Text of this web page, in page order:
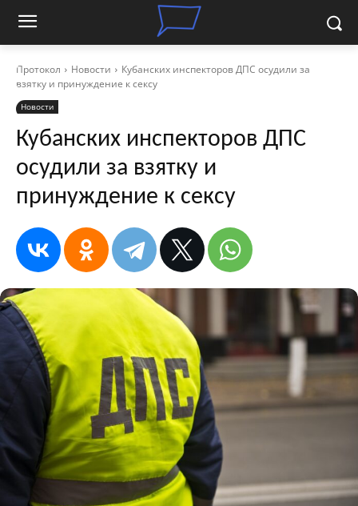
Протокол Новости
Кубанских инспекторов ДПС осудили за
взятку и принуждение к сексу
Новости
Кубанских инспекторов ДПС
осудили за взятку и
принуждение к сексу